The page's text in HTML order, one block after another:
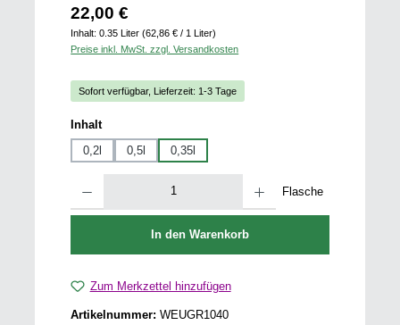
Regulärer Preis:
22,00 €
Inhalt:0.35 Liter(62,86 € / 1 Liter)
Preise inkl. MwSt. zzgl. Versandkosten
Sofort verfügbar, Lieferzeit: 1-3 Tage
Inhaltauswählen
0,2l
0,5l 0,35l
Flasche
In den Warenkorb
Zum Merkzettel hinzufügen
Artikelnummer:WEUGR1040